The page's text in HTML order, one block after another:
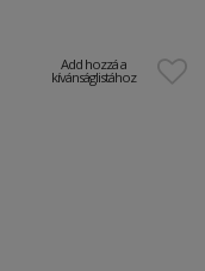
Add hozzá a
kívánságlistához